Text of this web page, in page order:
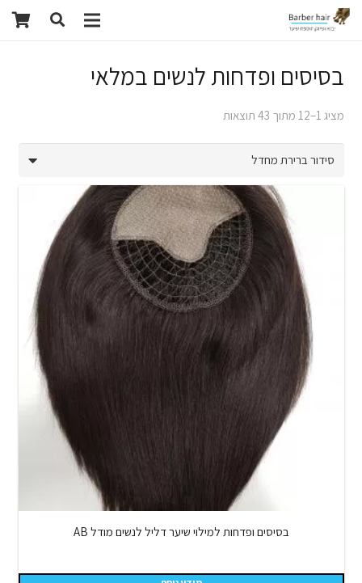
בסיסים ופדחות לנשים במלאי
מציג 1–12 מתוך 43 תוצאות
בסיסים ופדחות למילוי שיער דליל לנשים מודל AB